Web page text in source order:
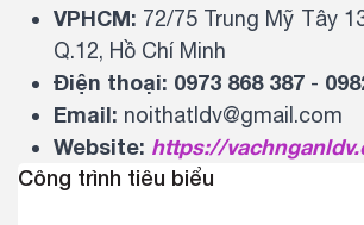
VPHCM: 72/75 Trung Mỹ Tây
Q.12, Hồ Chí Minh
Điện thoại: 0973 868 387 -
Email: noithatldv@gmail.com
Website: https://
Công trình tiêu biểu